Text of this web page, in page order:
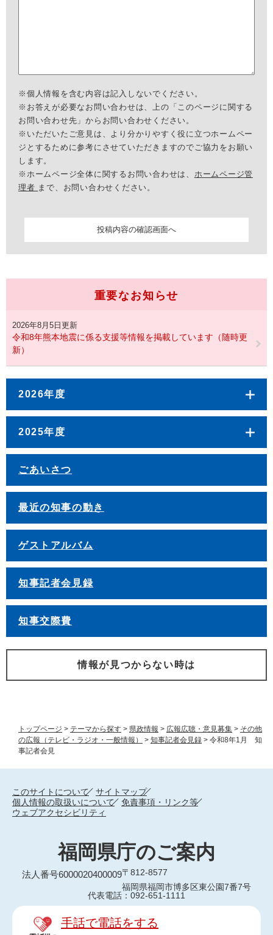
トップページ > テーマから探す > 県政情報 > 広報広聴・意見募集 > その他
の広報（テレビ・ラジオ・一般情報）
> 知事記者会見録 > 令和8年1月 知
事記者会見
※個人情報を含む内容は記入しないでください。
※お答えが必要なお問い合わせは、上の「このページに関する
お問い合わせ先」からお問い合わせください。
※いただいたご意見は、より分かりやすく役に立つホームペー
ジとするために参考にさせていただきますのでご協力をお願い
します。
※ホームページ全体に関するお問い合わせは、 ホームページ管
理者 まで、お問い合わせください。
重要なお知らせ
2026年8月5日更新
令和8年熊本地震に係る支援等情報を掲載しています（随時更
新）
2026年度
2025年度
ごあいさつ
最近の知事の動き
ゲストアルバム
知事記者会見録
知事交際費
情報が見つからない時は
このサイトについて
サイトマップ
個人情報の取扱いについて
免責事項・リンク等
ウェブアクセシビリティ
福岡県庁のご案内
法人番号6000020400009〒812-8577
福岡県福岡市博多区東公園7番7号
代表電話：092-651-1111
手話で電話をする